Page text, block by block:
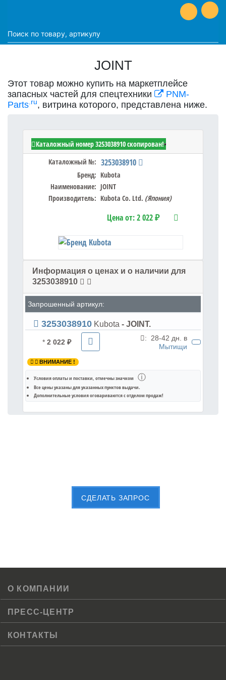
JOINT
Этот товар можно купить на маркетплейсе
запасных частей для спецтехники
PNM-
Parts.ru, витрина которого, представлена ниже.
Kubota 3253038910 - JOINT
Каталожный №: 3253038910
Бренд: Kubota
Наименование: JOINT
Производитель: Kubota Co. Ltd. (Япония)
Цена от:2 022 ₽
Каталожный номер 3253038910 скопирован!
Информация о ценах и о наличии для
3253038910
Запрошенный артикул:
3253038910 Kubota - JOINT.
* 2 022 ₽ : 28-42 дн. в
Мытищи
ВНИМАНИЕ !
Условия оплаты и поставки, отмечны значком ⓘ
Все цены указаны дляуказанных пунктов выдачи.
Дополнительные условия оговариваются с отделом продаж!
CДЕЛАТЬ ЗАПРОС
О КОМПАНИИ
ПРЕСС-ЦЕНТР
КОНТАКТЫ